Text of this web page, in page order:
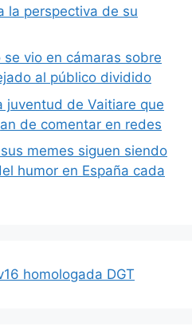
la perspectiva de su
vio en cámaras sobre
al público dividido
juventud de Vaitiare que
de comentar en redes
memes siguen siendo
humor en España cada
homologada DGT